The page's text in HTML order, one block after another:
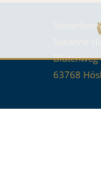
Susanne
Blütenweg
63768